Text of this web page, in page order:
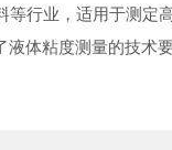
行业，适用于测定
体粘度测量的技术